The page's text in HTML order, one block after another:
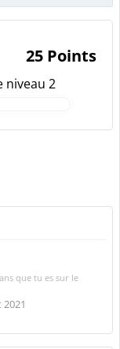
25 Points
niveau 2
que tu es sur le
2021